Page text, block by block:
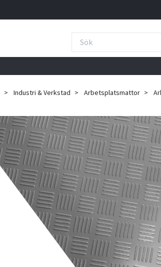
Industri & Verkstad Arbetsplatsmattor